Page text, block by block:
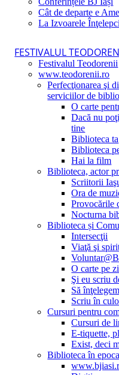
Cât de departe e
La Izvoarele
FESTIVALUL
Festivalul Teodorenii
www.teodorenii.ro
Perfecţionarea şi
serviciilor de
O carte
Dacă nu
tine
Biblioteca ta
Biblioteca
Hai la film
Biblioteca, actor
Scriitorii
Ora de
Provocările
Nocturna
Biblioteca și
Intersecţii
Viaţă şi
O carte pe zi
Şi eu scriu
Să
Scriu în
Cursuri pentru
Cursuri de
E-tiquette,
Exist, deci
Biblioteca în